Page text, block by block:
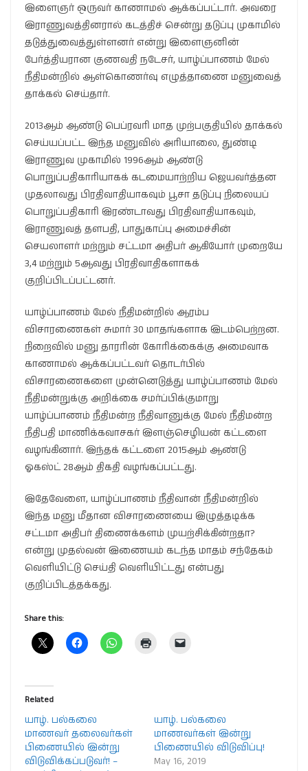
இளைஞர் ஒருவர் காணாமல் ஆக்கப்பட்டார். அவரை
இராணுவத்தினரால் கடத்திச் சென்று தடுப்பு முகாமில்
தடுத்துவைத்துள்ளனர் என்று இளைஞனின்
பேர்த்தியரான குணவதி நடேசர், யாழ்ப்பாணம் மேல்
நீதிமன்றில் ஆள்கொணர்வு எழுத்தாணை மனுவைத்
தாக்கல் செய்தார்.
2013ஆம் ஆண்டு பெப்ரவரி மாத முற்பகுதியில் தாக்கல்
செய்யப்பட்ட இந்த மனுவில் அரியாலை, துண்டி
இராணுவ முகாமில் 1996ஆம் ஆண்டு
பொறுப்பதிகாரியாகக் கடமையாற்றிய ஜெயவர்த்தன
முதலாவது பிரதிவாதியாகவும் பூசா தடுப்பு நிலையப்
பொறுப்பதிகாரி இரண்டாவது பிரதிவாதியாகவும்,
இராணுவத் தளபதி, பாதுகாப்பு அமைச்சின்
செயலாளர் மற்றும் சட்டமா அதிபர் ஆகியோர் முறையே
3,4 மற்றும் 5ஆவது பிரதிவாதிகளாகக்
குறிப்பிடப்பட்டனர்.
யாழ்ப்பாணம் மேல் நீதிமன்றில் ஆரம்ப
விசாரணைகள் சுமார் 30 மாதங்களாக இடம்பெற்றன.
நிறைவில் மனு தாரரின் கோரிக்கைக்கு அமைவாக
காணாமல் ஆக்கப்பட்டவர் தொடர்பில்
விசாரணைகளை முன்னெடுத்து யாழ்ப்பாணம் மேல்
நீதிமன்றுக்கு அறிக்கை சமர்ப்பிக்குமாறு
யாழ்ப்பாணம் நீதிமன்ற நீதிவானுக்கு மேல் நீதிமன்ற
நீதிபதி மாணிக்கவாசகர் இளஞ்செழியன் கட்டளை
வழங்கினார். இந்தக் கட்டளை 2015ஆம் ஆண்டு
ஓகஸ்ட் 28ஆம் திகதி வழங்கப்பட்டது.
இதேவேளை, யாழ்ப்பாணம் நீதிவான் நீதிமன்றில்
இந்த மனு மீதான விசாரணையை இழுத்தடிக்க
சட்டமா அதிபர் திணைக்களம் முயற்சிக்கின்றதா?
என்று முதல்வன் இணையம் கடந்த மாதம் சந்தேகம்
வெளியிட்டு செய்தி வெளியிட்டது என்பது
குறிப்பிடத்தக்கது.
Share this:
Related
யாழ். பல்கலை
மாணவர் தலைவர்கள்
பிணையில் இன்று
விடுவிக்கப்படுவர்! –
யாழ். பல்கலை
மாணவர்கள் இன்று
பிணையில் விடுவிப்பு!
May 16, 2019